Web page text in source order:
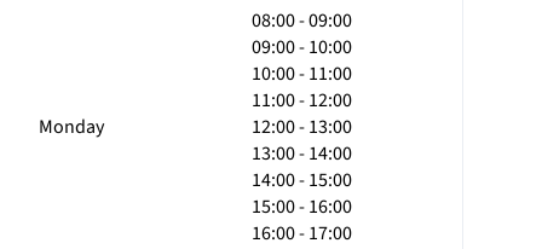
Monday
08:00 - 09:00
09:00 - 10:00
10:00 - 11:00
11:00 - 12:00
12:00 - 13:00
13:00 - 14:00
14:00 - 15:00
15:00 - 16:00
16:00 - 17:00